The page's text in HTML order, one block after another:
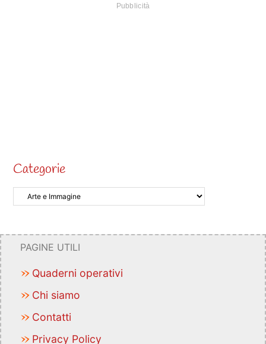
Categorie
PAGINE UTILI
Quaderni operativi
Chi siamo
Contatti
Privacy Policy